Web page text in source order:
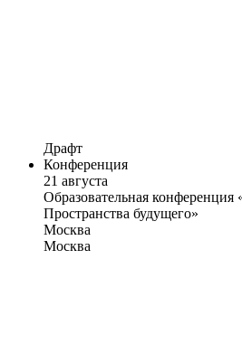
Драфт
Конференция
21 августа
Образовательная конференция
Пространства будущего»
Москва
Москва